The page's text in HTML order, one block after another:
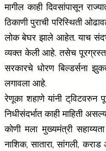
मागील काही दिवसांपासून
ठिकाणी पुराची परिस्थिती
लोक बेघर झाले आहेत. याच
व्यक्त केली आहे. तसेच
सरकारचे धोरण बिल्डर्सना
लगावला आहे.
रेणूका शहाणे यांनी ट्‌विटवरुन
निधीसंदर्भात काही
कोणी मला मुख्यमंत्री
नाशिक, सातारा, सांगली,